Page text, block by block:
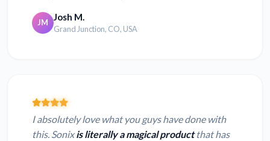
JM Josh M.
Grand Junction, CO, USA
I absolutely love what you guys have done with
this. Sonixis literally a magical productthat has